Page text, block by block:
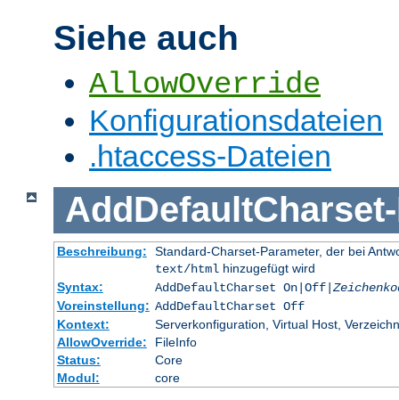
Siehe auch
AllowOverride
Konfigurationsdateien
.htaccess-Dateien
AddDefaultCharset-
Beschreibung:
Standard-Charset-Parameter, der bei
text/html hinzugefügt wird
Syntax:
AddDefaultCharset On|Off|
Voreinstellung: AddDefaultCharset Off
Kontext:
Serverkonfiguration, Virtual Host,
AllowOverride:
FileInfo
Status:
Core
Modul:
core